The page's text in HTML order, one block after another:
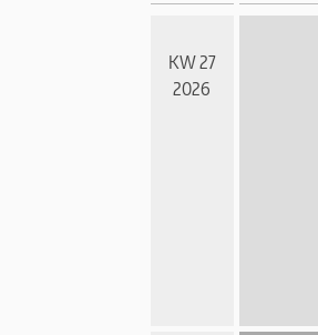
KW 27
2026